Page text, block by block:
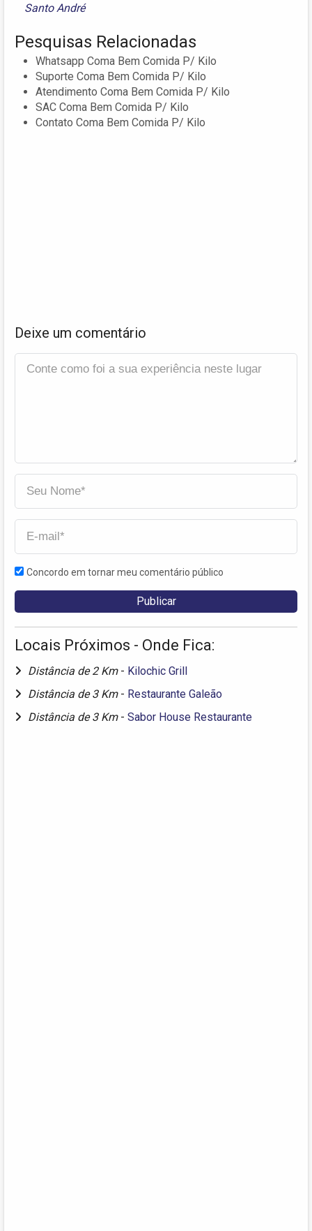
Santo André
Pesquisas Relacionadas
Whatsapp Coma Bem Comida P/ Kilo
Suporte Coma Bem Comida P/ Kilo
Atendimento Coma Bem Comida P/ Kilo
SAC Coma Bem Comida P/ Kilo
Contato Coma Bem Comida P/ Kilo
Deixe um comentário
Concordo em tornar meu comentário público
Locais Próximos - Onde Fica:
Distância de 2 Km - Kilochic Grill
Distância de 3 Km - Restaurante Galeão
Distância de 3 Km - Sabor House Restaurante